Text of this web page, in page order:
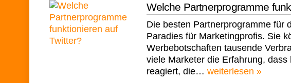
Welche Partnerprogramme
Die besten Partnerprogramme für
Paradies für Marketingprofis. Sie
Werbebotschaften tausende
viele Marketer die Erfahrung,
reagiert, die… weiterlesen »